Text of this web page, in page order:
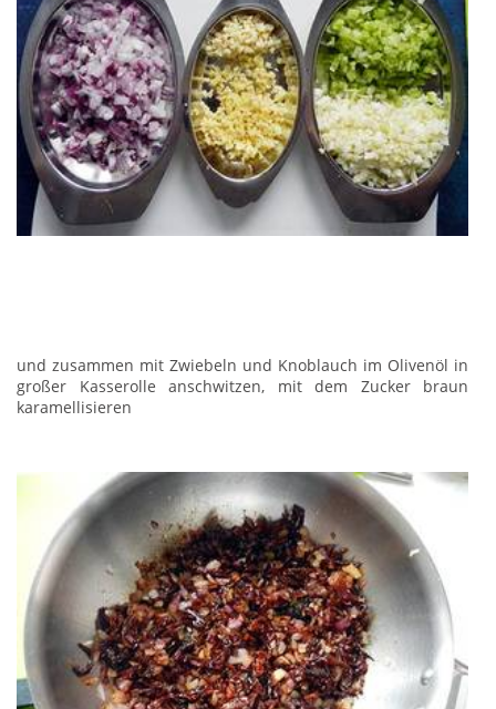
und zusammen mit Zwiebeln und Knoblauch im Olivenöl in
großer Kasserolle anschwitzen, mit dem Zucker braun
karamellisieren